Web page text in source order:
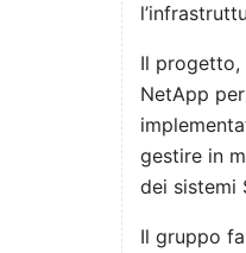
Il progetto,
NetApp
gestire in
dei sistemi
Il gruppo fa